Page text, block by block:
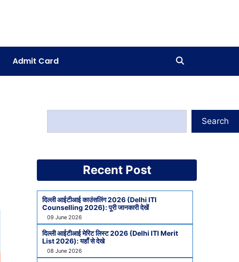
Admit Card
Search
Recent Post
दिल्ली आईटीआई काउंसलिंग 2026 (Delhi ITI
Counselling 2026): पूरी जानकारी देखें
09 June 2026
दिल्ली आईटीआई मेरिट लिस्ट 2026 (Delhi ITI Merit
List 2026): यहाँ से देखे
08 June 2026